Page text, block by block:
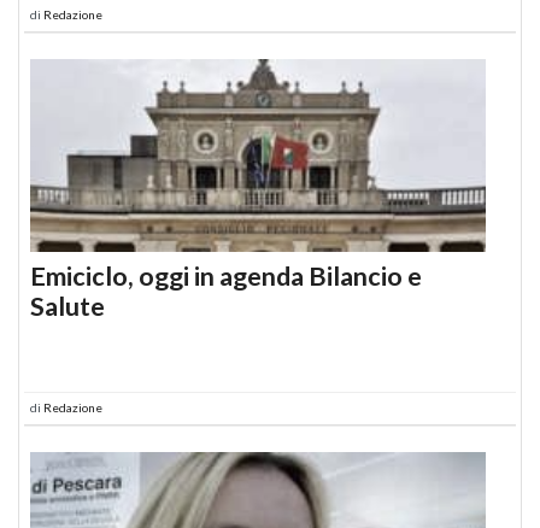
di Redazione
Emiciclo, oggi in agenda Bilancio e
Salute
di Redazione